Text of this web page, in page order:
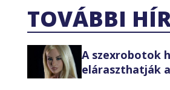
TOVÁBBI
A szexrobotok
eláraszthatják